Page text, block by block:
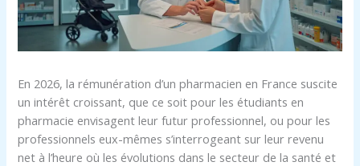
En 2026, la rémunération d’un pharmacien en France suscite
un intérêt croissant, que ce soit pour les étudiants en
pharmacie envisagent leur futur professionnel, ou pour les
professionnels eux-mêmes s’interrogeant sur leur revenu
net à l’heure où les évolutions dans le secteur de la santé et